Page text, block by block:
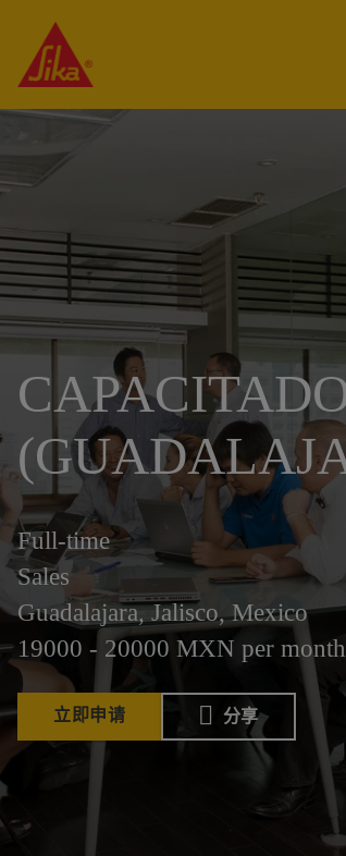
Full-time
Sales
Guadalajara, Jalisco, Mexico
19000 - 20000 MXN per month
立即申请 分享